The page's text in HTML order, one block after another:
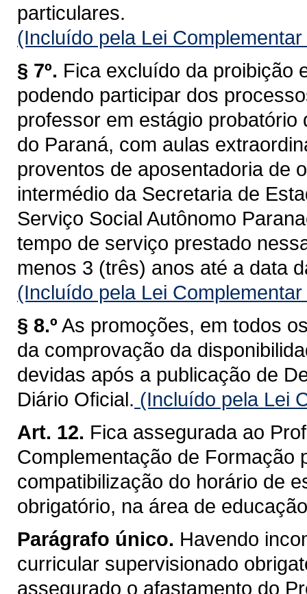
particulares.
(Incluído pela Lei
§ 7º. Fica excluído da proibição
podendo participar dos
professor em estágio
do Paraná, com aulas
proventos de aposentadoria de
intermédio da Secretaria de
Serviço Social Autônomo
tempo de serviço prestado
menos 3 (três) anos até a data
(Incluído pela Lei
§ 8.º As promoções, em todos
da comprovação da
devidas após a publicação de
Diário Oficial. (Incluído pela Lei
Art. 12. Fica assegurada ao
Complementação de Formação
compatibilização do horário de
obrigatório, na área de
Parágrafo único. Havendo
curricular supervisionado
assegurado o afastamento do